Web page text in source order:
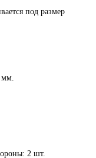
под размер
2 шт.